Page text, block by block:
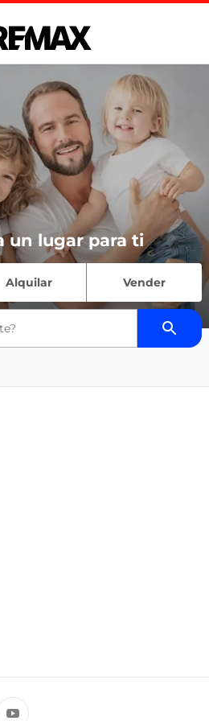
un lugar para ti
Alquilar Vender